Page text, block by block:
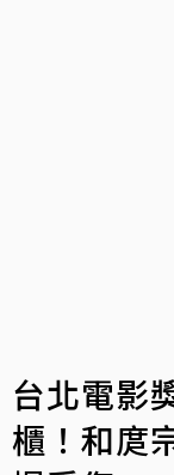
台北電影
櫃！和庹